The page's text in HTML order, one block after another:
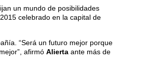
un mundo de posibilidades
celebrado en la capital de
“Será un futuro mejor porque
afirmó Alierta ante más de